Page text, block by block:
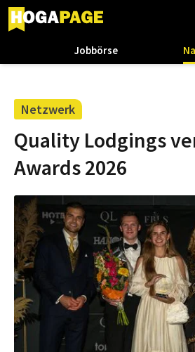
Jobbörse
Netzwerk
Quality Lodgings
Awards 2026